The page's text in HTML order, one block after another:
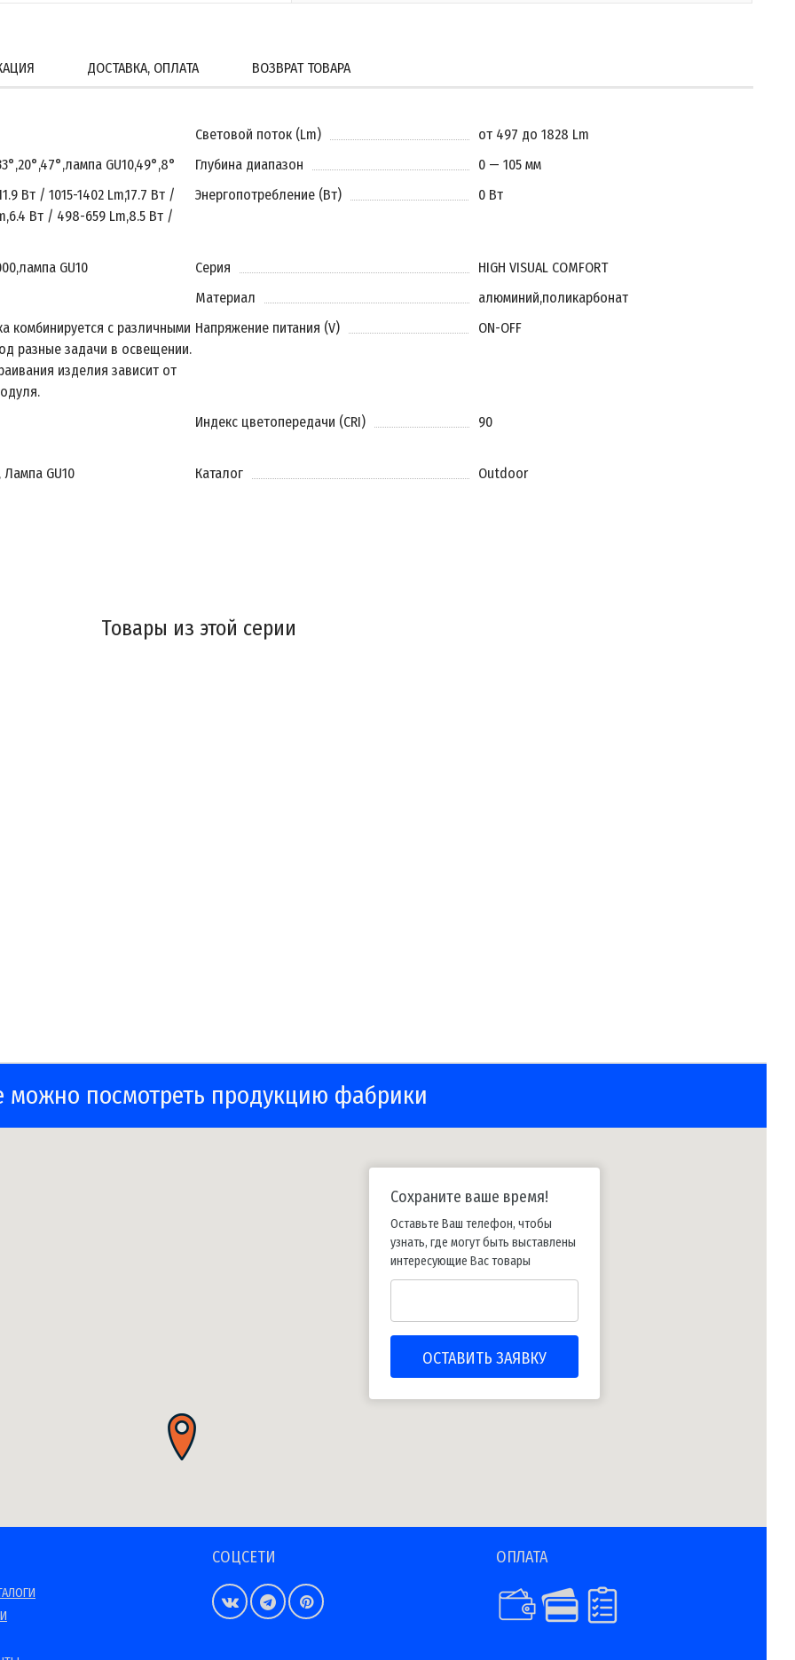
ДОСТАВКА, ОПЛАТА ВОЗВРАТ ТОВАРА
Световой поток (Lm)
от 497 до 1828 Lm
,20°,47°,лампа GU10,49°,8° Глубина диапазон
0 — 105 мм
Вт / 1015-1402 Lm17.7 Вт /
,6.4 Вт / 498-659 Lm,8.5 Вт /
Энергопотребление (Вт) 0 Вт
,лампа GU10 Серия
HIGH VISUAL COMFORT
Материал алюминий,поликарбонат
комбинируется с различными
разные задачи в освещении.
изделия зависит от
Напряжение питания (V) ON-OFF
Индекс цветопередачи (CRI) 90
GU10 Каталог
Outdoor
Товары из этой серии
можно посмотреть продукцию фабрики
Сохраните ваше время!
Оставьте Ваш телефон, чтобы
узнать, где могут быть выставлены
интересующие Вас товары
СОЦСЕТИ ОПЛАТА